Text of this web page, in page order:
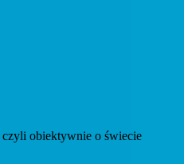
obiektywnie o świecie